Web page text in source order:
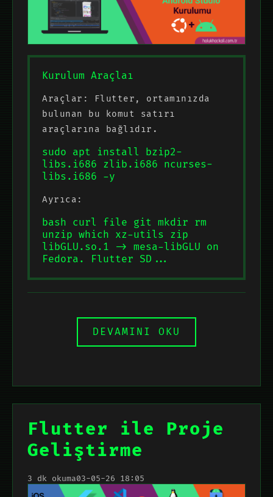
Kurulum Araçlaı
Araçlar: Flutter, ortamınızda
bulunan bu komut satırı
araçlarına bağlıdır.
sudo apt install bzip2-
libs.i686 zlib.i686 ncurses-
libs.i686 -y
Ayrıca:
bash curl file git mkdir rm
unzip which xz-utils zip
libGLU.so.1 -> mesa-libGLU on
Fedora. Flutter SD...
DEVAMINI OKU
Flutter ile Proje
Geliştirme
3 dk okuma03-05-26 18:05